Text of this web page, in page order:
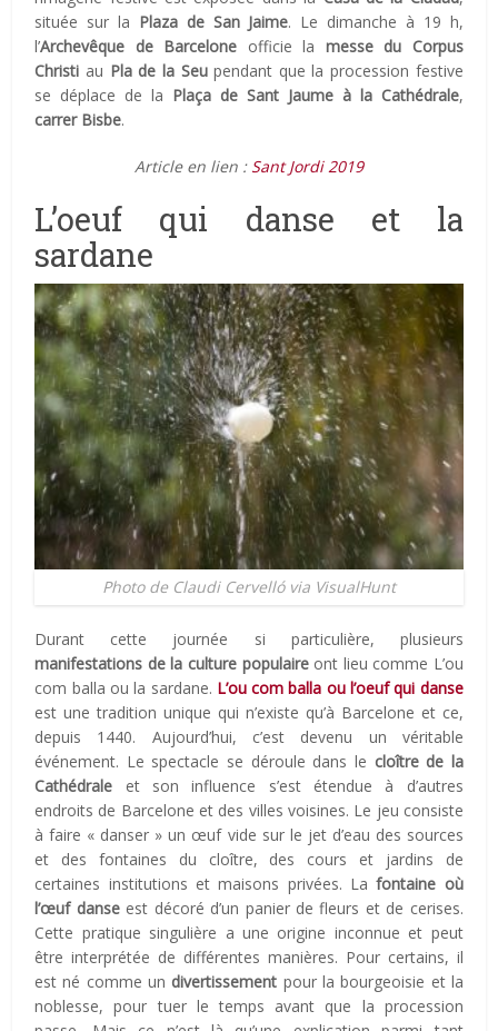
située sur la Plaza de San Jaime. Le dimanche à 19 h,
l’Archevêque de Barcelone officie la messe du Corpus
Christi au Pla de la Seupendant que la procession festive
se déplace de la Plaça de Sant Jaume à la Cathédrale,
carrer Bisbe.
Article en lien : Sant Jordi 2019
L’oeuf qui danse et la
sardane
Photo de Claudi Cervelló via VisualHunt
Durant cette journée si particulière, plusieurs
manifestations de la culture populaireont lieu comme L’ou
com balla ou la sardane. L’ou com balla ou l’oeuf qui danse
est une tradition unique qui n’existe qu’à Barcelone et ce,
depuis 1440. Aujourd’hui, c’est devenu un véritable
événement. Le spectacle se déroule dans le cloître de la
Cathédrale et son influence s’est étendue à d’autres
endroits de Barcelone et des villes voisines. Le jeu consiste
à faire « danser » un œuf vide sur le jet d’eau des sources
et des fontaines du cloître, des cours et jardins de
certaines institutions et maisons privées. Lafontaine où
l’œuf danseest décoré d’un panier de fleurs et de cerises.
Cette pratique singulière a une origine inconnue et peut
être interprétée de différentes manières. Pour certains, il
est né comme un divertissement pour la bourgeoisie et la
noblesse, pour tuer le temps avant que la procession